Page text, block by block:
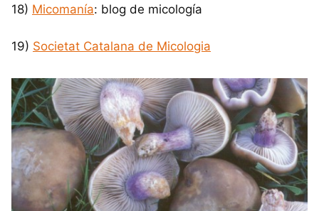
18) Micomanía: blog de micología
19) Societat Catalana de Micologia